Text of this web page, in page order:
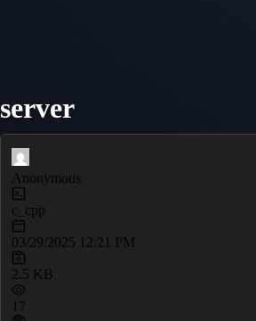
server
Anonymous
c_cpp
03/29/2025 12:21 PM
2.5 KB
17